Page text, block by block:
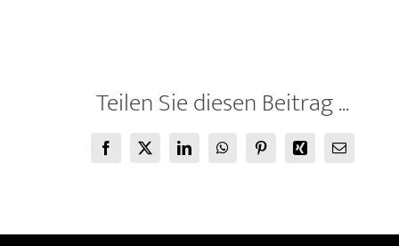
Teilen Sie diesen Beitrag ...
Facebook
X LinkedInWhatsAppPinterestXing
E-